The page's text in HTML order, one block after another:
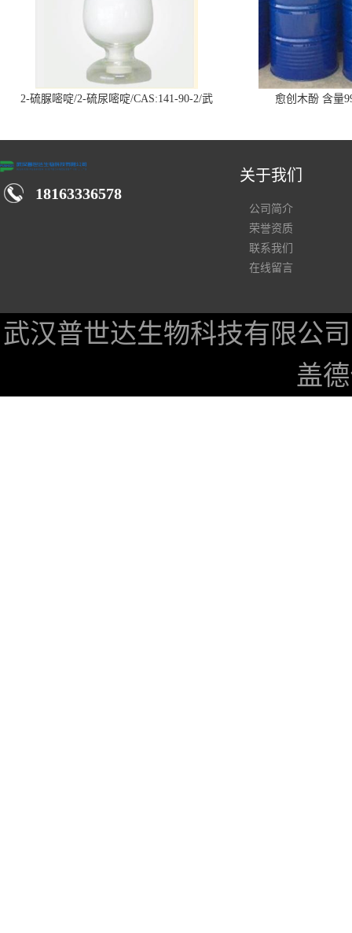
2-硫脲嘧啶/2-硫尿嘧啶/CAS:141-90-2/武
愈创木酚 含量
18163336578
关于我们
公司简介
荣誉资质
联系我们
在线留言
武汉普世达生物科技有限公司
盖